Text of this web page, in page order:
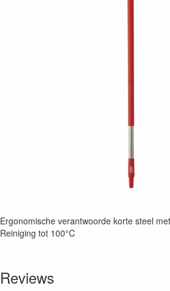
Ergonomische verantwoorde korte steel
Reiniging tot 100°C
Reviews